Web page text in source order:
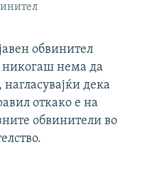
обвинител
никогаш нема да
дека
откако е на
обвинители во